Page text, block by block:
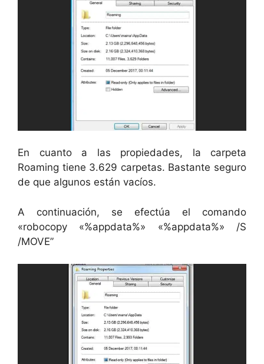
En cuanto a las propiedades, la carpeta
Roaming tiene 3.629 carpetas. Bastante seguro
de que algunos están vacíos.
A continuación, se efectúa el comando
«robocopy «%appdata%» «%appdata%» /S
/MOVE”